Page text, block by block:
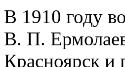
В 1910 году
В. П.
Красноярск и